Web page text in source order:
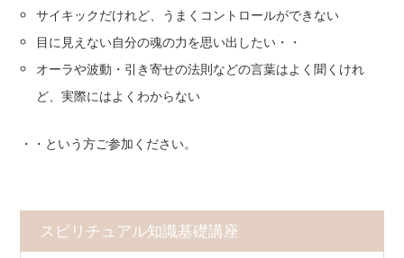
サイキックだけれど、うまくコントロールができない
目に見えない自分の魂の力を思い出したい・・
オーラや波動・引き寄せの法則などの言葉はよく聞くけれ
ど、実際にはよくわからない
・・という方ご参加ください。
スピリチュアル知識基礎講座